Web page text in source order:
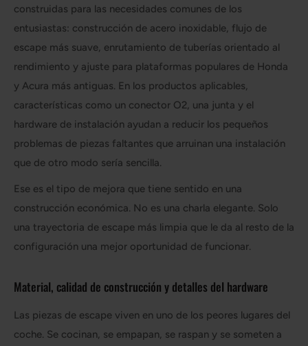
construidas para las necesidades comunes de los
entusiastas: construcción de acero inoxidable, flujo de
escape más suave, enrutamiento de tuberías orientado al
rendimiento y ajuste para plataformas populares de Honda
y Acura más antiguas. En los productos aplicables,
características como un conector O2, una junta y el
hardware de instalación ayudan a reducir los pequeños
problemas de piezas faltantes que arruinan una instalación
que de otro modo sería sencilla.
Ese es el tipo de mejora que tiene sentido en una
construcción económica. No es una charla elegante. Solo
una trayectoria de escape más limpia que le da al resto de la
configuración una mejor oportunidad de funcionar.
Material, calidad de construcción y detalles del hardware
Las piezas de escape viven en uno de los peores lugares del
coche. Se cocinan, se empapan, se raspan y se someten a